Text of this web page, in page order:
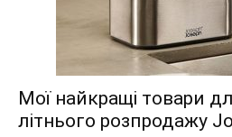
Мої найкращі товари
літнього розпродажу